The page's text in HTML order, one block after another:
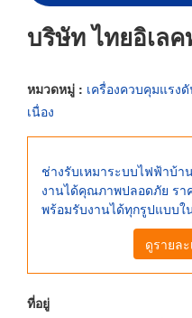
บริษัท ไทยอิเล
หมวดหมู่ : เครื่องควบคุมแรง
เนื่อง
ช่างรับเหมาระบบไฟฟ้าบ้
งานได้คุณภาพปลอดภัย รา
พร้อมรับงานได้ทุกรูปแบบใ
ดูรายละ
ที่อยู่